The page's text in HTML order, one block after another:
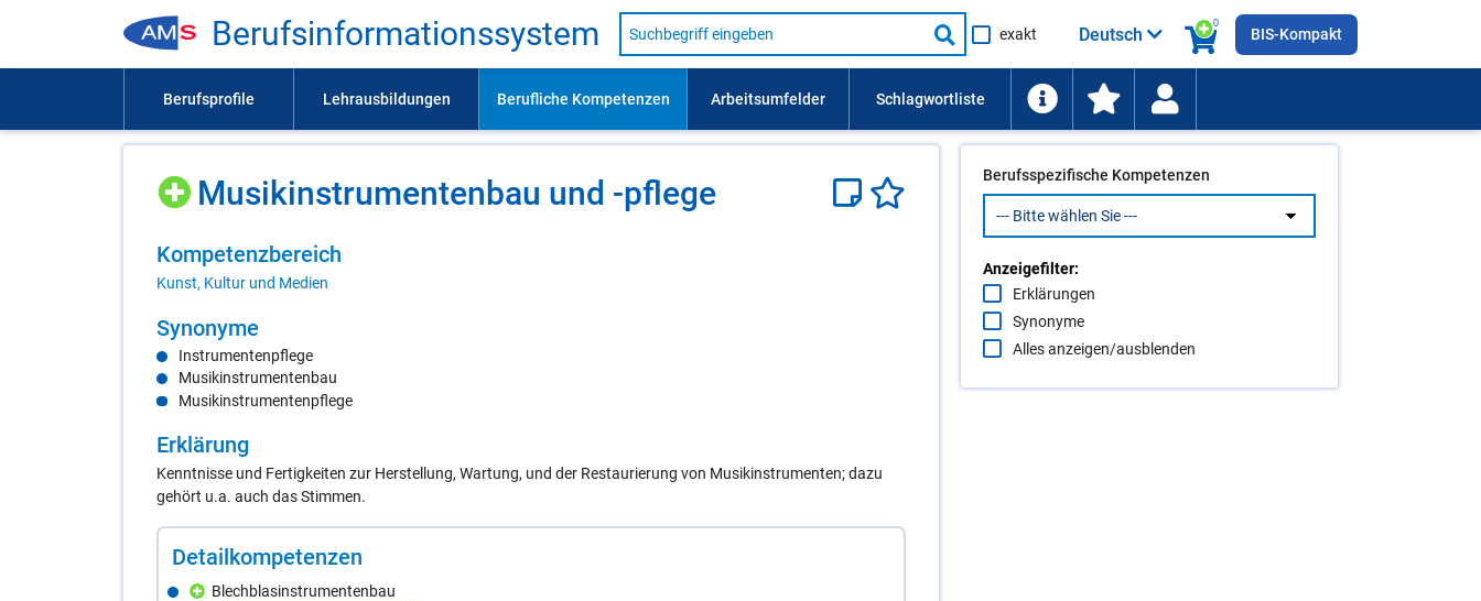
Be­rufs­in­for­ma­ti­ons­sys­tem
Suche
nach
Lehrausbildung,
usw.
Suche
starten
exakt
0
Deutsch BIS-Kompakt
Mu­sik­in­stru­men­ten­bau und -pfle­ge
Kom­pe­tenz­be­reich
Kunst, Kultur und Medien
Syn­ony­me
Instrumentenpflege
Musikinstrumentenbau
Musikinstrumentenpflege
Er­klä­rung
Kenntnisse und Fertigkeiten zur Herstellung, Wartung, und der Restaurierung von Musikinstrumenten; dazu
gehört u.a. auch das Stimmen.
De­tail­kom­pe­ten­zen
Blechblasinstrumentenbau
Berufsspezifische Kompetenzen
Anzeigefilter:
Erklärungen
Synonyme
Alles anzeigen/ausblenden